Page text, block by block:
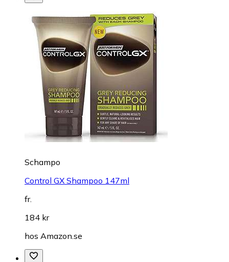
Schampo
Control GX Shampoo 147ml
fr.
184 kr
hos Amazon.se